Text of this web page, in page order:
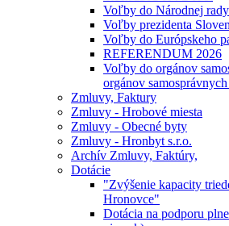
Voľby do Národnej
Voľby prezidenta
Voľby do Európskeho
REFERENDUM 2026
Voľby do orgánov
orgánov
Zmluvy, Faktury
Zmluvy - Hrobové miesta
Zmluvy - Obecné byty
Zmluvy - Hronbyt s.r.o.
Archív Zmluvy, Faktúry,
Dotácie
"Zvýšenie kapacity
Hronovce"
Dotácia na podporu